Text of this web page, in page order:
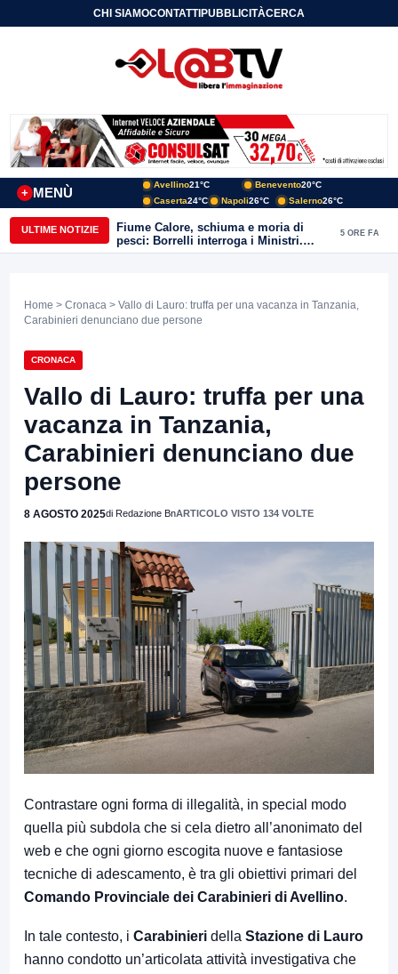
CHI SIAMOCONTATTIPUBBLICITÀCERCA
MENÙ
+
Avellino21°C Benevento20°C
Caserta24°C Napoli26°C Salerno26°C
ULTIME NOTIZIE
Fiume Calore, schiuma e moria di
pesci: Borrelli interroga i Ministri.
“Benevento paga l’assenza del
5 ORE FA
Home > Cronaca > Vallo di Lauro: truffa per una vacanza in Tanzania,
Carabinieri denunciano due persone
CRONACA
Vallo di Lauro: truffa per una
vacanza in Tanzania,
Carabinieri denunciano due
persone
8 AGOSTO 2025di Redazione BnARTICOLO VISTO 134 VOLTE
Contrastare ogni forma di illegalità, in special modo
quella più subdola che si cela dietro all’anonimato del
web e che ogni giorno escogita nuove e fantasiose
tecniche di adescamento, è tra gli obiettivi primari del
Comando Provinciale dei Carabinieri di Avellino.
In tale contesto, i Carabinieri della Stazione di Lauro
hanno condotto un’articolata attività investigativa che